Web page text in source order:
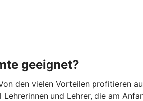
geeignet?
den vielen Vorteilen profitieren
und Lehrer, die am